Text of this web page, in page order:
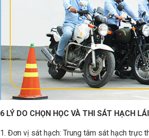
6 LÝ DO CHỌN HỌC VÀ THI SÁT HẠCH
1. Đơn vị sát hạch: Trung tâm sát hạch trực